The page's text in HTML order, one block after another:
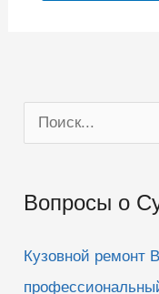
о
с
Вопросы о
Кузовной ремонт